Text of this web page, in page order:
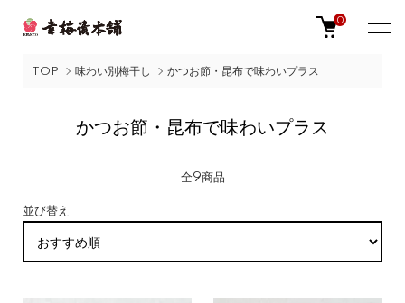
0
TOP 味わい別梅干し かつお節・昆布で味わいプラス
かつお節・昆布で味わいプラス
全9商品
並び替え